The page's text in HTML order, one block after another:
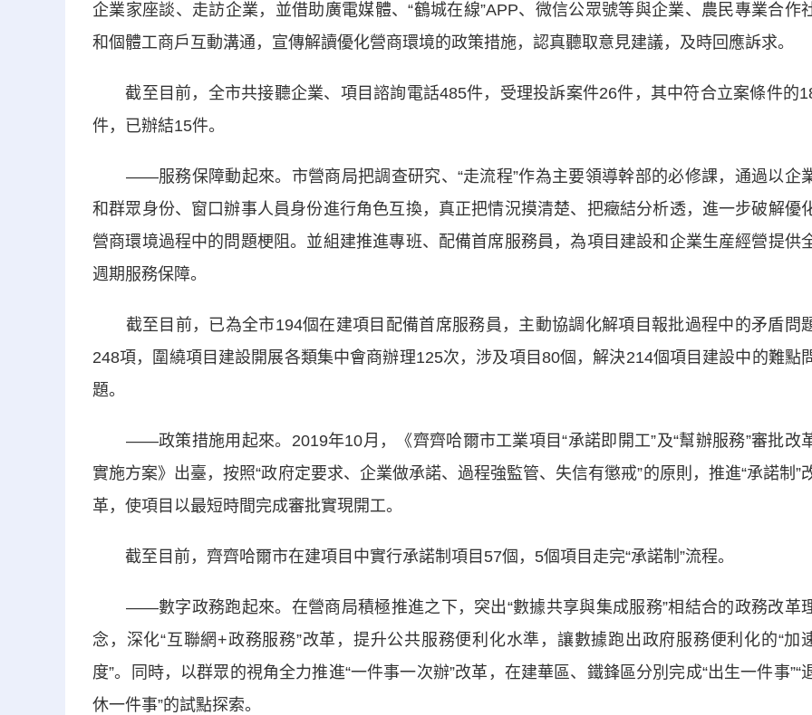
企業家座談、走訪企業，並借助廣電媒體、“鶴城在線”APP、微信公眾號等與企業、農民專業合作
和個體工商戶互動溝通，宣傳解讀優化營商環境的政策措施，認真聽取意見建議，及時回應訴求。
截至目前，全市共接聽企業、項目諮詢電話485件，受理投訴案件26件，其中符合立案條件的
件，已辦結15件。
——服務保障動起來。市營商局把調查研究、“走流程”作為主要領導幹部的必修課，通過以企
和群眾身份、窗口辦事人員身份進行角色互換，真正把情況摸清楚、把癥結分析透，進一步破解優
營商環境過程中的問題梗阻。並組建推進專班、配備首席服務員，為項目建設和企業生産經營提供
週期服務保障。
截至目前，已為全市194個在建項目配備首席服務員，主動協調化解項目報批過程中的矛盾問
248項，圍繞項目建設開展各類集中會商辦理125次，涉及項目80個，解決214個項目建設中的難點
題。
——政策措施用起來。2019年10月，《齊齊哈爾市工業項目“承諾即開工”及“幫辦服務”審批改
實施方案》出臺，按照“政府定要求、企業做承諾、過程強監管、失信有懲戒”的原則，推進“承諾制”
革，使項目以最短時間完成審批實現開工。
截至目前，齊齊哈爾市在建項目中實行承諾制項目57個，5個項目走完“承諾制”流程。
——數字政務跑起來。在營商局積極推進之下，突出“數據共享與集成服務”相結合的政務改革
念，深化“互聯網+政務服務”改革，提升公共服務便利化水準，讓數據跑出政府服務便利化的“加
度”。同時，以群眾的視角全力推進“一件事一次辦”改革，在建華區、鐵鋒區分別完成“出生一件事”“
休一件事”的試點探索。